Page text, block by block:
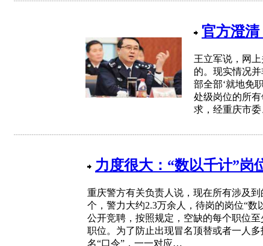
官方澄清
王立军说，网
的。现实情况
部全部‘就地免
处级岗位的所
求，经重庆市
力度很大：“数以千计”岗
重庆警方有关负责人说，现在所有涉及
个，警力大约2.3万余人，待岗的岗位“数
公开竞聘，按照规定，空缺的每个职位
职位。为了防止出现冒名顶替或者一人
名“口令”，一一对应…